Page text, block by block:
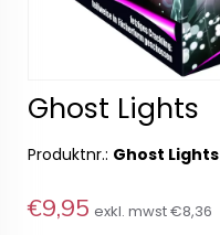
Ghost Lights
Produktnr.: Ghost Lights
€9,95 exkl. mwst€8,36